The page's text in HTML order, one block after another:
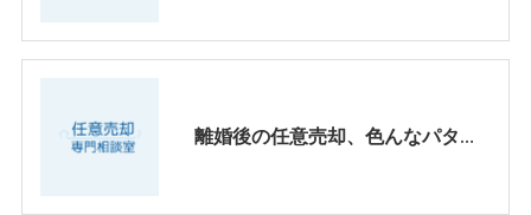
離婚後の任意売却、色んなパターンよってちがってきます。【大阪・兵庫・京都】